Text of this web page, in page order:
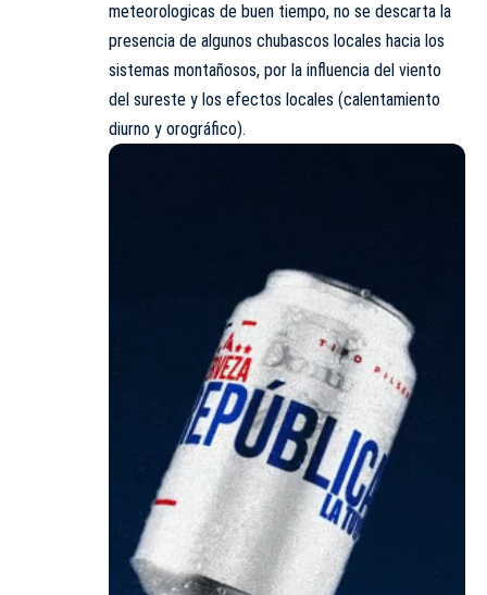
meteorologicas de buen tiempo, no se descarta la
presencia de algunos chubascos locales hacia los
sistemas montañosos, por la influencia del viento
del sureste y los efectos locales (calentamiento
diurno y orográfico).